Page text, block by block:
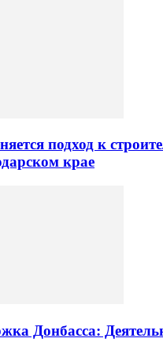
подход к
крае
Донбасса: